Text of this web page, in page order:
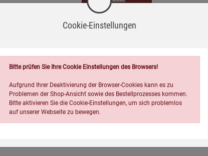
Topseller der Kategorie
Cookie-Einstellungen
Bitte prüfen Sie Ihre Cookie Einstellungen des Browsers!
Aufgrund Ihrer Deaktivierung der Browser-Cookies kann es zu
Problemen der Shop-Ansicht sowie des Bestellprozesses kommen.
Bitte aktivieren Sie die Cookie-Einstellungen, um sich problemlos
auf unserer Webseite zu bewegen.